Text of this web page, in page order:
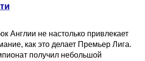
Англии не настолько привлекает
как это делает Премьер Лига.
получил небольшой